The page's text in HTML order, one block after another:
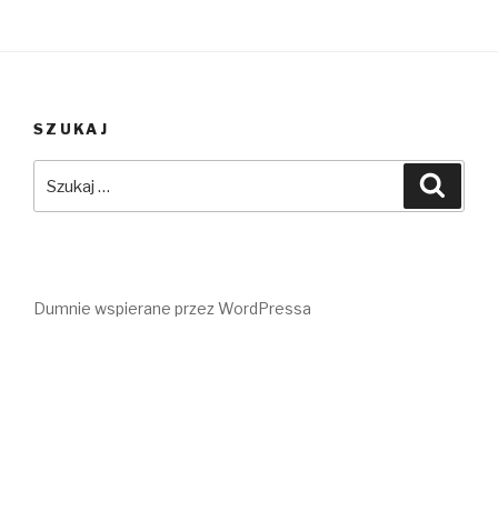
SZUKAJ
Dumnie wspierane przez WordPressa